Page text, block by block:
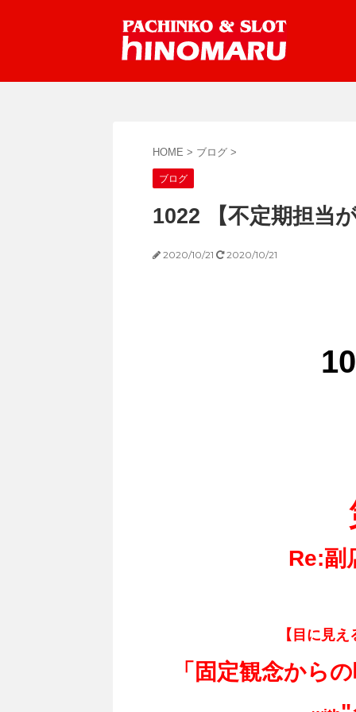
HOME > ブログ >
ブログ
1022 【不定期担当
2020/10/21 2020/10/21
10
Re:副
【目に見
「固定観念から